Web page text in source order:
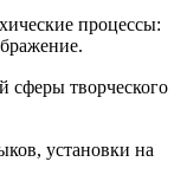
процессы:
сферы творческого
установки на